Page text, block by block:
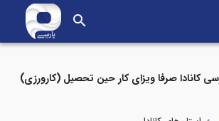
search
کانادا صرفا ویزای کار حین تحصیل (کارورزی)